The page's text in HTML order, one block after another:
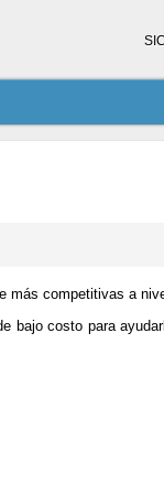
competitivas a
bajo costo para